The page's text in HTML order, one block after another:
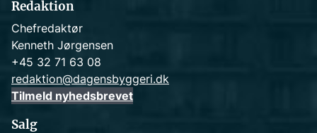
Redaktion
Chefredaktør
Kenneth Jørgensen
+45 32 71 63 08
redaktion@dagensbyggeri.dk
Tilmeld nyhedsbrevet
Salg